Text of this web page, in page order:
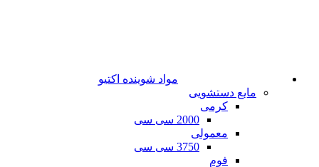
مواد شوینده اکتیو
مایع دستشویی
کرمی
2000 سی سی
معمولی
3750 سی سی
فوم